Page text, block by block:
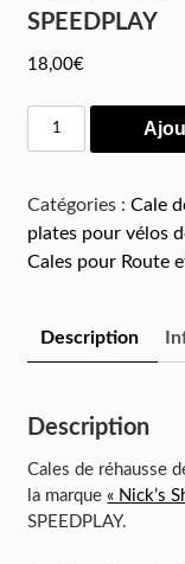
SPEEDPLAY
18,00€
Catégories :Cale
plates pour vélos
Cales pour Route
Description
Description
Cales de réhausse
la marque« Nick’s
SPEEDPLAY.